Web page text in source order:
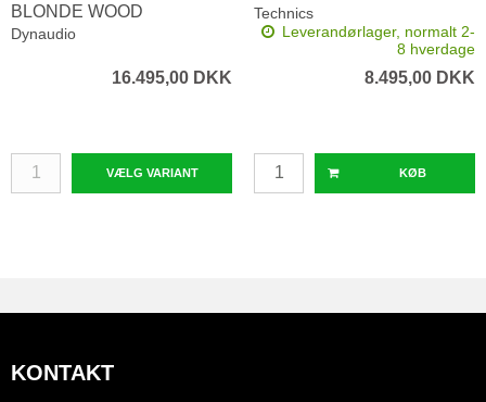
BLONDE WOOD
Dynaudio
16.495,00 DKK
VÆLG VARIANT
Technics
Leverandørlager, normalt 2-
8 hverdage
8.495,00 DKK
KØB
KONTAKT